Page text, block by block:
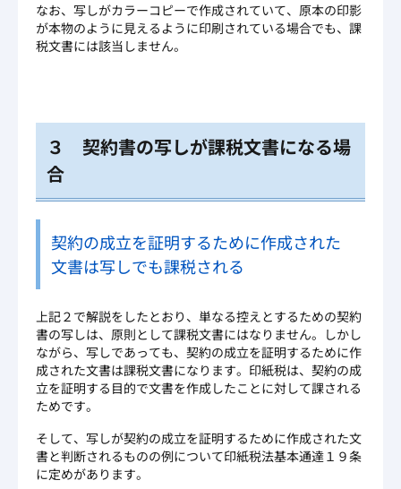
なお、写しがカラーコピーで作成されていて、原本の印影
が本物のように見えるように印刷されている場合でも、課
税文書には該当しません。
３ 契約書の写しが課税文書になる場
合
契約の成立を証明するために作成された
文書は写しでも課税される
上記２で解説をしたとおり、単なる控えとするための契約
書の写しは、原則として課税文書にはなりません。しかし
ながら、写しであっても、契約の成立を証明するために作
成された文書は課税文書になります。印紙税は、契約の成
立を証明する目的で文書を作成したことに対して課される
ためです。
そして、写しが契約の成立を証明するために作成された文
書と判断されるものの例について印紙税法基本通達１９条
に定めがあります。